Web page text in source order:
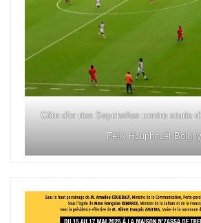
Côte d'or des Seychelles contre stade
Félix Houphouët Boigny